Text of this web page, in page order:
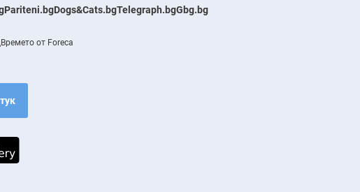
Pariteni.bgDogs&Cats.bgTelegraph.bgGbg.bg
Времето от Foreca